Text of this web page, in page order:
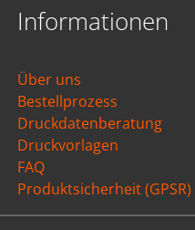
Informationen
Über uns
Bestellprozess
Druckdatenberatung
Druckvorlagen
FAQ
Produktsicherheit (GPSR)